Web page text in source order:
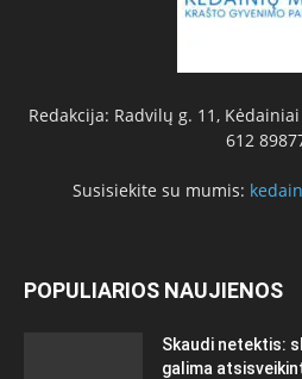
Redakcija: Radvilų g. 11,
612
Susisiekite su mumis:
POPULIARIOS NAUJIENOS
Skaudi netektis:
galima